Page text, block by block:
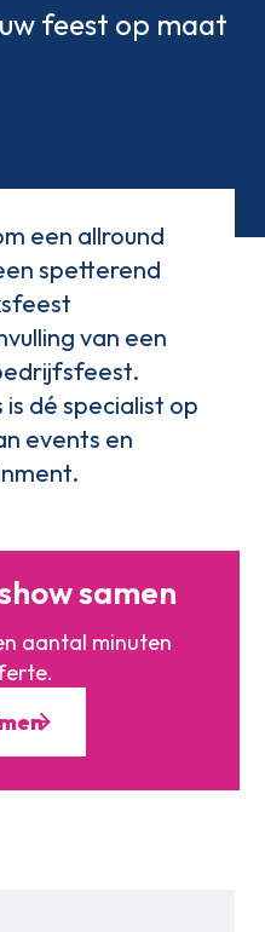
feest op maat
een allround
spetterend
van een
dé specialist op
events en
samen
aantal minuten